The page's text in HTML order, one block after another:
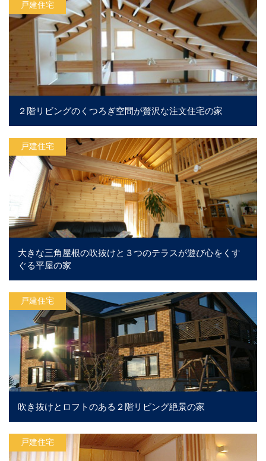
戸建住宅
２階リビングのくつろぎ空間が贅沢な注文住宅の家
戸建住宅
大きな三角屋根の吹抜けと３つのテラスが遊び心をくす
ぐる平屋の家
戸建住宅
吹き抜けとロフトのある２階リビング絶景の家
戸建住宅